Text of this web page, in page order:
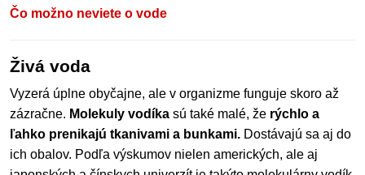
Čo možno neviete o vode
Živá voda
Vyzerá úplne obyčajne, ale v organizme funguje skoro až
zázračne. Molekuly vodíka sú také malé, že rýchlo a
ľahko prenikajú tkanivami a bunkami. Dostávajú sa aj do
ich obalov. Podľa výskumov nielen amerických, ale aj